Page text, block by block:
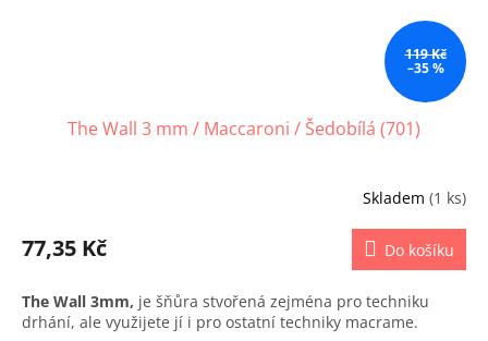
119 Kč
–35 %
The Wall 3 mm / Maccaroni / Šedobílá (701)
Skladem (1 ks)
77,35 Kč Do košíku
The Wall 3mm, je šňůra stvořená zejména pro techniku
drhání, ale využijete jí i pro ostatní techniky macrame.